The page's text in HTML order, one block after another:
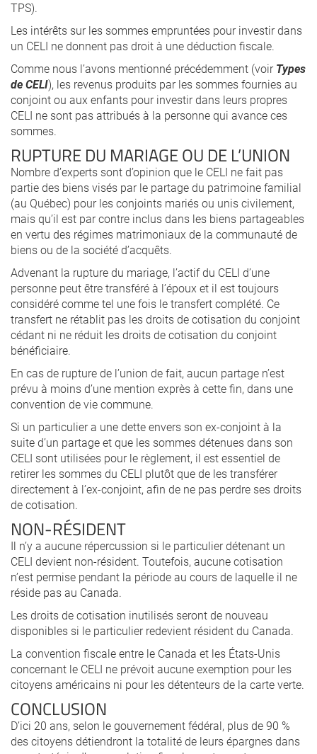
TPS).
Les intérêts sur les sommes empruntées pour investir dans
un CELI ne donnent pas droit à une déduction fiscale.
Comme nous l’avons mentionné précédemment (voirTypes
de CELI), les revenus produits par les sommes fournies au
conjoint ou aux enfants pour investir dans leurs propres
CELI ne sont pas attribués à la personne qui avance ces
sommes.
RUPTURE DU MARIAGE OU DE L’UNION
Nombre d’experts sont d’opinion que le CELI ne fait pas
partie des biens visés par le partage du patrimoine familial
(au Québec) pour les conjoints mariés ou unis civilement,
mais qu’il est par contre inclus dans les biens partageables
en vertu des régimes matrimoniaux de la communauté de
biens ou de la société d’acquêts.
Advenant la rupture du mariage, l’actif du CELI d’une
personne peut être transféré à l’époux et il est toujours
considéré comme tel une fois le transfert complété. Ce
transfert ne rétablit pas les droits de cotisation du conjoint
cédant ni ne réduit les droits de cotisation du conjoint
bénéficiaire.
En cas de rupture de l’union de fait, aucun partage n’est
prévu à moins d’une mention exprès à cette fin, dans une
convention de vie commune.
Si un particulier a une dette envers son ex-conjoint à la
suite d’un partage et que les sommes détenues dans son
CELI sont utilisées pour le règlement, il est essentiel de
retirer les sommes du CELI plutôt que de les transférer
directement à l’ex-conjoint, afin de ne pas perdre ses droits
de cotisation.
NON-RÉSIDENT
Il n’y a aucune répercussion si le particulier détenant un
CELI devient non-résident. Toutefois, aucune cotisation
n’est permise pendant la période au cours de laquelle il ne
réside pas au Canada.
Les droits de cotisation inutilisés seront de nouveau
disponibles si le particulier redevient résident du Canada.
La convention fiscale entre le Canada et les États-Unis
concernant le CELI ne prévoit aucune exemption pour les
citoyens américains ni pour les détenteurs de la carte verte.
CONCLUSION
D’ici 20 ans, selon le gouvernement fédéral, plus de 90 %
des citoyens détiendront la totalité de leurs épargnes dans